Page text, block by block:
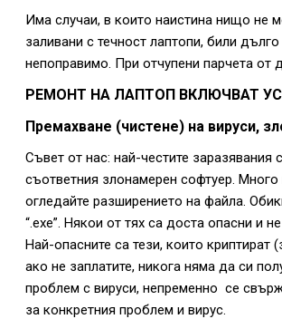
Има случаи, в които наистина нищо не
заливани с течност лаптопи, били
непоправимо. При отчупени парчета от
РЕМОНТ НА ЛАПТОП ВКЛЮЧВАТ
Премахване (чистене) на вируси,
Съвет от нас: най-честите
съответния злонамерен софтуер.
огледайте разширението на файла.
“.exe”. Някои от тях са доста опасни и
Най-опасните са тези, които
ако не заплатите, никога няма да си
проблем с вируси, непременно се
за конкретния проблем и вирус.